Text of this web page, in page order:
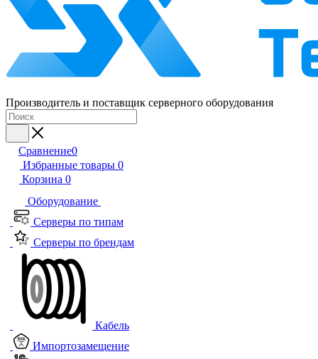
Производитель и поставщик серверного оборудования
Сравнение0
Избранные товары 0
Корзина 0
Оборудование
Серверы по типам
Серверы по брендам
Кабель
Импортозамещение